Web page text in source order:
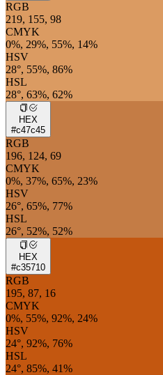
RGB
219, 155, 98
CMYK
0%, 29%, 55%, 14%
HSV
28°, 55%, 86%
HSL
28°, 63%, 62%
HEX
#c47c45
RGB
196, 124, 69
CMYK
0%, 37%, 65%, 23%
HSV
26°, 65%, 77%
HSL
26°, 52%, 52%
HEX
#c35710
RGB
195, 87, 16
CMYK
0%, 55%, 92%, 24%
HSV
24°, 92%, 76%
HSL
24°, 85%, 41%